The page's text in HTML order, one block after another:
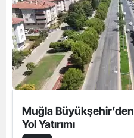
Muğla
Yol Yatırımı